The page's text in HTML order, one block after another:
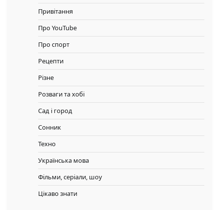
Привітання
Про YouTube
Про спорт
Рецепти
Різне
Розваги та хобі
Сад і город
Сонник
Техно
Українська мова
Фільми, серіали, шоу
Цікаво знати